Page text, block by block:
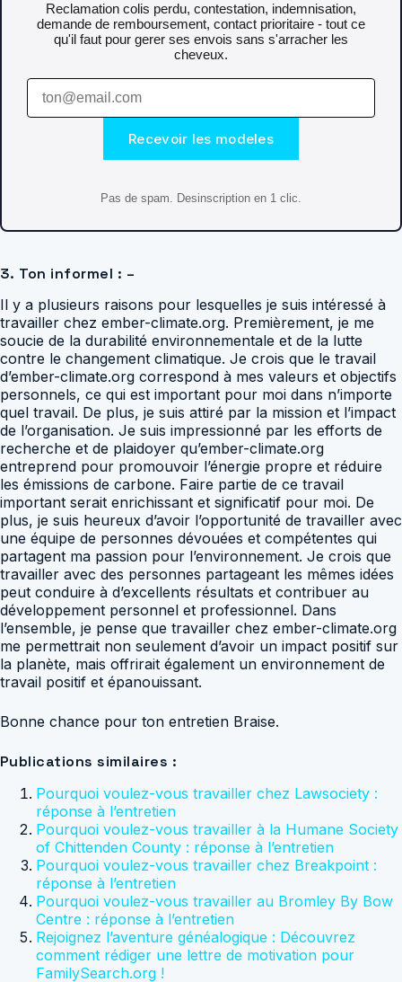
Reclamation colis perdu, contestation, indemnisation,
demande de remboursement, contact prioritaire - tout ce
qu'il faut pour gerer ses envois sans s'arracher les
cheveux.
Recevoir les modeles
Pas de spam. Desinscription en 1 clic.
3. Ton informel : –
Il y a plusieurs raisons pour lesquelles je suis intéressé à
travailler chez ember-climate.org. Premièrement, je me
soucie de la durabilité environnementale et de la lutte
contre le changement climatique. Je crois que le travail
d’ember-climate.org correspond à mes valeurs et objectifs
personnels, ce qui est important pour moi dans n’importe
quel travail. De plus, je suis attiré par la mission et l’impact
de l’organisation. Je suis impressionné par les efforts de
recherche et de plaidoyer qu’ember-climate.org
entreprend pour promouvoir l’énergie propre et réduire
les émissions de carbone. Faire partie de ce travail
important serait enrichissant et significatif pour moi. De
plus, je suis heureux d’avoir l’opportunité de travailler avec
une équipe de personnes dévouées et compétentes qui
partagent ma passion pour l’environnement. Je crois que
travailler avec des personnes partageant les mêmes idées
peut conduire à d’excellents résultats et contribuer au
développement personnel et professionnel. Dans
l’ensemble, je pense que travailler chez ember-climate.org
me permettrait non seulement d’avoir un impact positif sur
la planète, mais offrirait également un environnement de
travail positif et épanouissant.
Bonne chance pour ton entretien Braise.
Publications similaires :
Pourquoi voulez-vous travailler chez Lawsociety :
réponse à l’entretien
Pourquoi voulez-vous travailler à la Humane Society
of Chittenden County : réponse à l’entretien
Pourquoi voulez-vous travailler chez Breakpoint :
réponse à l’entretien
Pourquoi voulez-vous travailler au Bromley By Bow
Centre : réponse à l’entretien
Rejoignez l’aventure généalogique : Découvrez
comment rédiger une lettre de motivation pour
FamilySearch.org !